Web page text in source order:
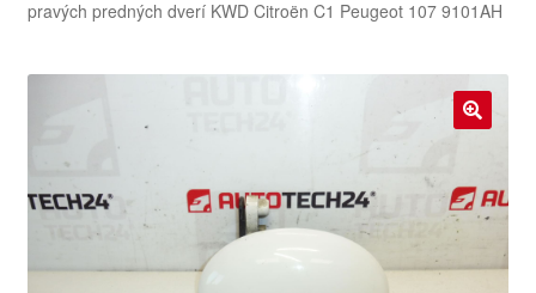
Košík
pravých predných dverí KWD Citroën C1 Peugeot 107 9101AH